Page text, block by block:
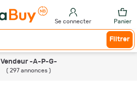
Se connecter Panier
Filtrer
Vendeur -A-P-G-
( 297 annonces )